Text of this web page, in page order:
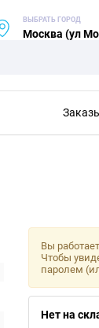
ВЫБРАТЬ ГОРОД
Москва (ул
Вы
Чтобы
паролем
Нет на